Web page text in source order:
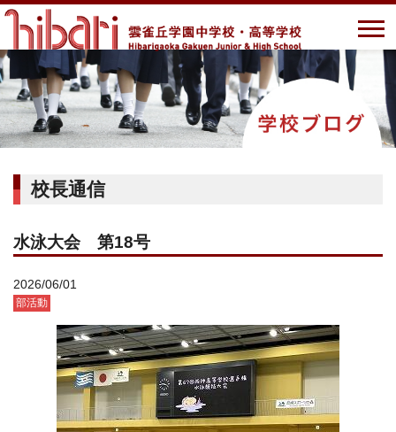
校長通信
水泳大会 第18号
2026/06/01
部活動